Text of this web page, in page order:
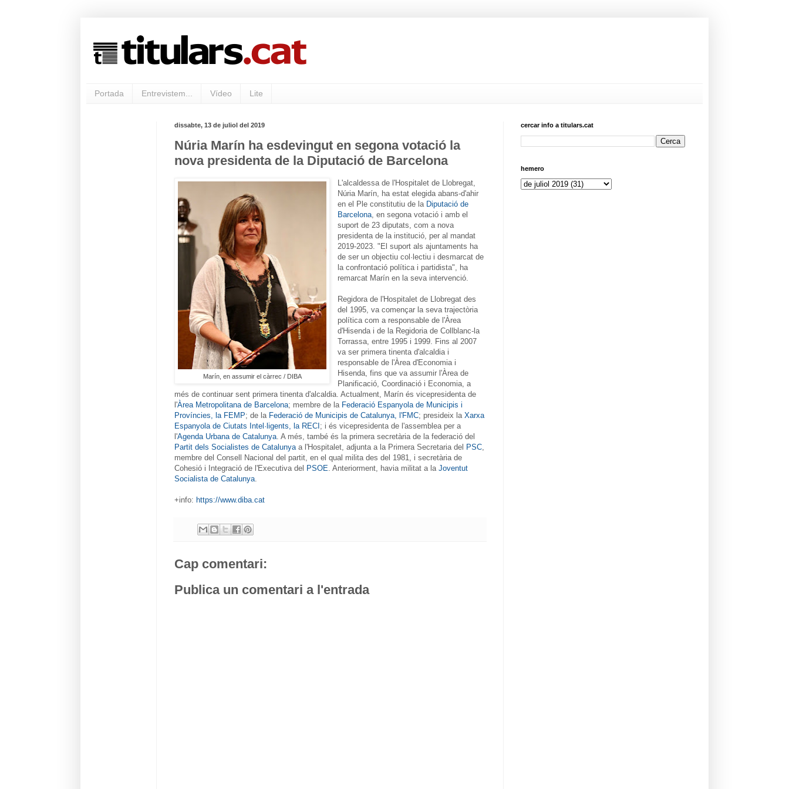
Portada Entrevistem... Vídeo Lite
dissabte, 13 de juliol del 2019
Núria Marín ha esdevingut en segona votació la
nova presidenta de la Diputació de Barcelona
Marín, en assumir el càrrec / DIBA
L'alcaldessa de l'Hospitalet de Llobregat,
Núria Marín, ha estat elegida abans-d'ahir
en el Ple constitutiu de la Diputació de
Barcelona, en segona votació i amb el
suport de 23 diputats, com a nova
presidenta de la institució, per al mandat
2019-2023. "El suport als ajuntaments ha
de ser un objectiu col·lectiu i desmarcat de
la confrontació política i partidista", ha
remarcat Marín en la seva intervenció.
Regidora de l'Hospitalet de Llobregat des
del 1995, va començar la seva trajectòria
política com a responsable de l'Àrea
d'Hisenda i de la Regidoria de Collblanc-la
Torrassa, entre 1995 i 1999. Fins al 2007
va ser primera tinenta d'alcaldia i
responsable de l'Àrea d'Economia i
Hisenda, fins que va assumir l'Àrea de
Planificació, Coordinació i Economia, a
més de continuar sent primera tinenta d'alcaldia. Actualment, Marín és vicepresidenta de
l'Àrea Metropolitana de Barcelona; membre de la Federació Espanyola de Municipis i
Províncies, la FEMP; de la Federació de Municipis de Catalunya, l'FMC; presideix la Xarxa
Espanyola de Ciutats Intel·ligents, la RECI ; i és vicepresidenta de l'assemblea per a
l'Agenda Urbana de Catalunya. A més, també és la primera secretària de la federació del
Partit dels Socialistes de Catalunyaa l'Hospitalet, adjunta a la Primera Secretaria del PSC,
membre del Consell Nacional del partit, en el qual milita des del 1981, i secretària de
Cohesió i Integració de l'Executiva del PSOE. Anteriorment, havia militat a la Joventut
Socialista de Catalunya.
+info: https://www.diba.cat
Cap comentari:
Publica un comentari a l'entrada
cercar info a titulars.cat
hemero